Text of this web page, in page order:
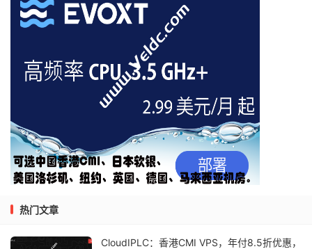
热门文章
CloudIPLC：香港CMI VPS，年付8.5折优惠，